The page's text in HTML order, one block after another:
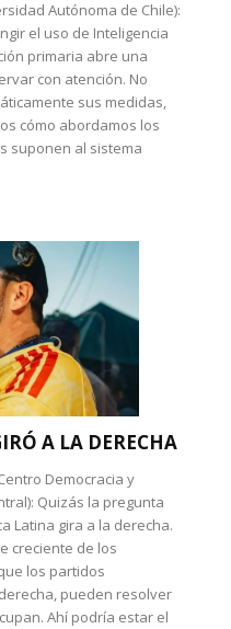
Autónoma de Chile):
el uso de Inteligencia
primaria abre una
con atención. No
sus medidas,
cómo abordamos los
suponen al sistema
A LA DERECHA
Democracia y
Quizás la pregunta
Latina gira a la derecha.
creciente de los
los partidos
pueden resolver
Ahí podría estar el